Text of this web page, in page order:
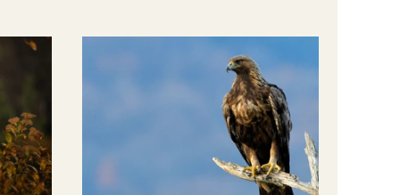
Barns rättigheter
återhämtar sig